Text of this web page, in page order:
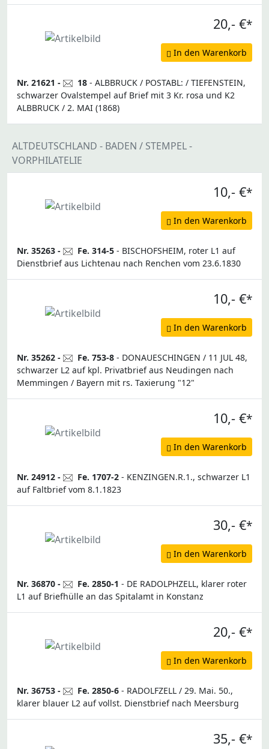
20,- €*
In den Warenkorb
Nr. 21621 - 18 - ALBBRUCK / POSTABL: / TIEFENSTEIN,
schwarzer Ovalstempel auf Brief mit 3 Kr. rosa und K2
ALBBRUCK / 2. MAI (1868)
ALTDEUTSCHLAND - BADEN / STEMPEL -
VORPHILATELIE
10,- €*
In den Warenkorb
Nr. 35263 - Fe. 314-5 - BISCHOFSHEIM, roter L1 auf
Dienstbrief aus Lichtenau nach Renchen vom 23.6.1830
10,- €*
In den Warenkorb
Nr. 35262 - Fe. 753-8 - DONAUESCHINGEN / 11 JUL 48,
schwarzer L2 auf kpl. Privatbrief aus Neudingen nach
Memmingen / Bayern mit rs. Taxierung "12"
10,- €*
In den Warenkorb
Nr. 24912 - Fe. 1707-2 - KENZINGEN.R.1., schwarzer L1
auf Faltbrief vom 8.1.1823
30,- €*
In den Warenkorb
Nr. 36870 - Fe. 2850-1 - DE RADOLPHZELL, klarer roter
L1 auf Briefhülle an das Spitalamt in Konstanz
20,- €*
In den Warenkorb
Nr. 36753 - Fe. 2850-6 - RADOLFZELL / 29. Mai. 50.,
klarer blauer L2 auf vollst. Dienstbrief nach Meersburg
35,- €*